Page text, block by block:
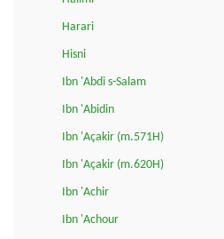
Harari
Hisni
Ibn 'Abdi s-Salam
Ibn 'Abidin
Ibn 'Açakir (m.571H)
Ibn 'Açakir (m.620H)
Ibn 'Achir
Ibn 'Achour